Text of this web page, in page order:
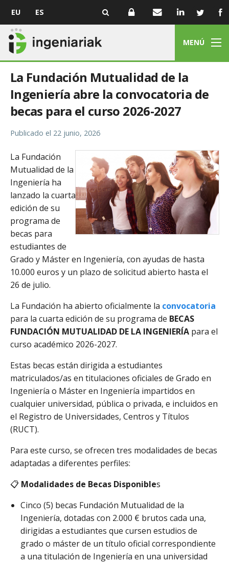
EU ES
MENÚ
La Fundación Mutualidad de la
Ingeniería abre la convocatoria de
becas para el curso 2026-2027
Publicado el 22 junio, 2026
La Fundación
Mutualidad de la
Ingeniería ha
lanzado la cuarta
edición de su
programa de
becas para
estudiantes de
Grado y Máster en Ingeniería, con ayudas de hasta
10.000 euros y un plazo de solicitud abierto hasta el
26 de julio.
La Fundación ha abierto oficialmente la convocatoria
para la cuarta edición de su programa de BECAS
FUNDACIÓN MUTUALIDAD DE LA INGENIERÍA para el
curso académico 2026-2027.
Estas becas están dirigida a estudiantes
matriculados/as en titulaciones oficiales de Grado en
Ingeniería o Máster en Ingeniería impartidos en
cualquier universidad, pública o privada, e incluidos en
el Registro de Universidades, Centros y Títulos
(RUCT).
Para este curso, se ofrecen tres modalidades de becas
adaptadas a diferentes perfiles:
📋 Modalidades de Becas Disponibles
Cinco (5) becas Fundación Mutualidad de la
Ingeniería, dotadas con 2.000 € brutos cada una,
dirigidas a estudiantes que cursen estudios de
grado o máster de un título oficial correspondiente
a una titulación de Ingeniería en una universidad